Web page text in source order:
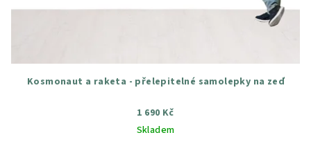
Kosmonaut a raketa - přelepitelné samolepky na zeď
1 690 Kč
Skladem